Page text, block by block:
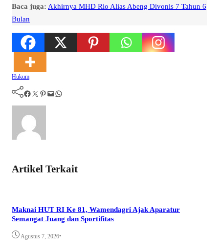
Baca juga: Akhirnya MHD Rio Alias Abeng Divonis 7 Tahun 6
Bulan
Hukum
Facebook Twitter Pinterest Mail WhatsApp
Artikel Terkait
Maknai HUT RI Ke 81, Wamendagri Ajak Aparatur
Semangat Juang dan Sportifitas
Agustus 7, 2026•